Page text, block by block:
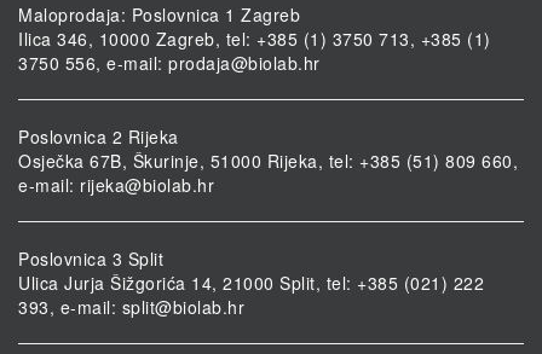
Maloprodaja: Poslovnica 1 Zagreb
Ilica 346, 10000 Zagreb, tel: +385 (1) 3750 713, +385 (1)
3750 556, e-mail: prodaja@biolab.hr
Poslovnica 2 Rijeka
Osječka 67B, Škurinje, 51000 Rijeka, tel: +385 (51) 809 660,
e-mail: rijeka@biolab.hr
Poslovnica 3 Split
Ulica Jurja Šižgorića 14, 21000 Split, tel: +385 (021) 222
393, e-mail: split@biolab.hr